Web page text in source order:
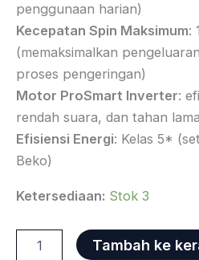
penggunaan harian)
Kecepatan Spin Maksimum:
(memaksimalkan
proses pengeringan)
Motor ProSmart Inverter:
rendah suara, dan tahan lama
Efisiensi Energi: Kelas 5*
Beko)
Ketersediaan: Stok 3
Tambah ke